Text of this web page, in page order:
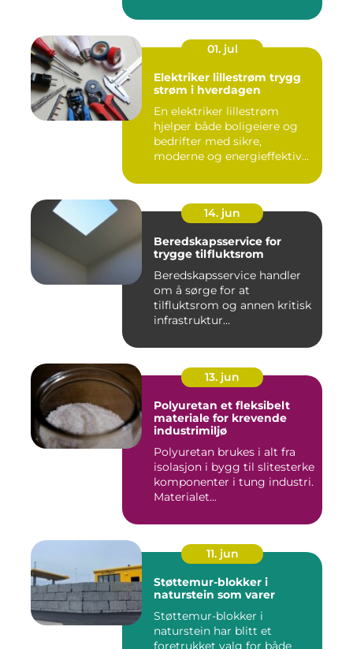
01. jul
Elektriker lillestrøm trygg
strøm i hverdagen
En elektriker lillestrøm
hjelper både boligeiere og
bedrifter med sikre,
moderne og energieffektive
14. jun
Beredskapsservice for
trygge tilfluktsrom
Beredskapsservice handler
om å sørge for at
tilfluktsrom og annen kritisk
infrastruktur...
13. jun
Polyuretan et fleksibelt
materiale for krevende
industrimiljø
Polyuretan brukes i alt fra
isolasjon i bygg til slitesterke
komponenter i tung industri.
Materialet...
11. jun
Støttemur-blokker i
naturstein som varer
Støttemur-blokker i
naturstein har blitt et
foretrukket valg for både